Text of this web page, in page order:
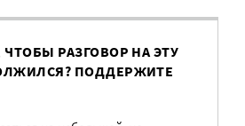
РАЗГОВОР НА ЭТУ
ПОДДЕРЖИТЕ